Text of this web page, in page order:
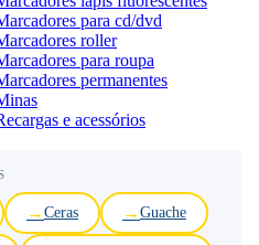
para cd/dvd
roller
para roupa
permanentes
e acessórios
Ceras Guache